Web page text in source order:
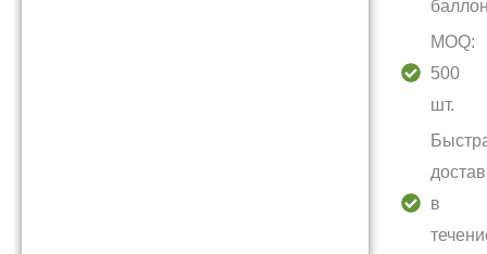
MOQ:
500
шт.
в